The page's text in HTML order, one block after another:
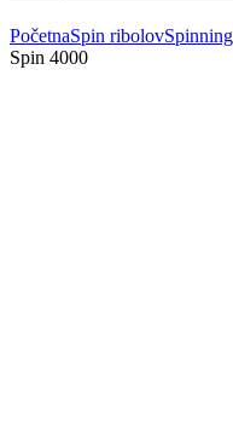
PočetnaSpin ribolov
Spin 4000